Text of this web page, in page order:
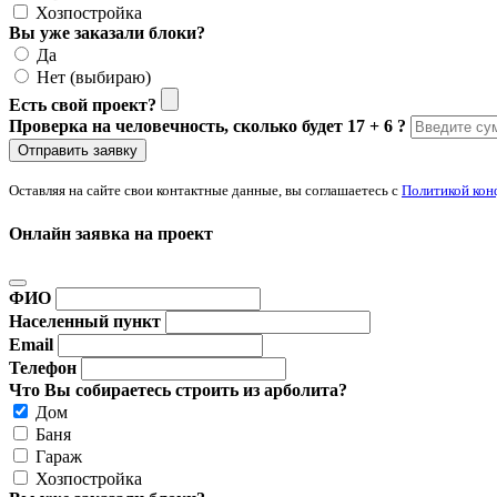
Хозпостройка
Вы уже заказали блоки?
Да
Нет (выбираю)
Есть свой проект?
Проверка на человечность, сколько будет 17 + 6 ?
Отправить заявку
Оставляя на сайте свои контактные данные, вы соглашаетесь с Политикой
Онлайн заявка на проект
ФИО
Населенный пункт
Email
Телефон
Что Вы собираетесь строить из арболита?
Дом
Баня
Гараж
Хозпостройка